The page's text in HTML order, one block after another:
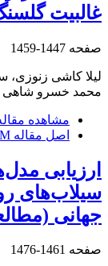
غالبیت
صفحه 1447-1459
لیلا کاشی زنوزی،
محمد خسرو شاهی
مشاهده
اصل مقاله
ارزیابی
سیلاب‌های
جهانی
صفحه 1461-1476